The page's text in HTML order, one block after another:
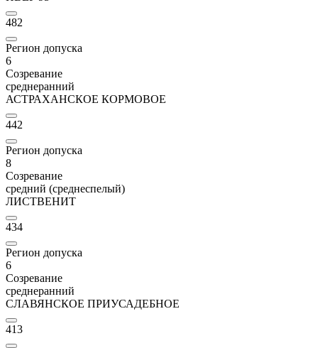
482
Регион допуска
6
Созревание
среднеранний
АСТРАХАНСКОЕ КОРМОВОЕ
442
Регион допуска
8
Созревание
средний (среднеспелый)
ЛИСТВЕНИТ
434
Регион допуска
6
Созревание
среднеранний
СЛАВЯНСКОЕ ПРИУСАДЕБНОЕ
413